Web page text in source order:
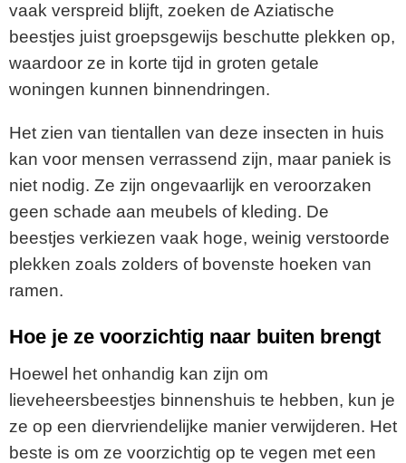
vaak verspreid blijft, zoeken de Aziatische
beestjes juist groepsgewijs beschutte plekken op,
waardoor ze in korte tijd in groten getale
woningen kunnen binnendringen.
Het zien van tientallen van deze insecten in huis
kan voor mensen verrassend zijn, maar paniek is
niet nodig. Ze zijn ongevaarlijk en veroorzaken
geen schade aan meubels of kleding. De
beestjes verkiezen vaak hoge, weinig verstoorde
plekken zoals zolders of bovenste hoeken van
ramen.
Hoe je ze voorzichtig naar buiten brengt
Hoewel het onhandig kan zijn om
lieveheersbeestjes binnenshuis te hebben, kun je
ze op een diervriendelijke manier verwijderen. Het
beste is om ze voorzichtig op te vegen met een